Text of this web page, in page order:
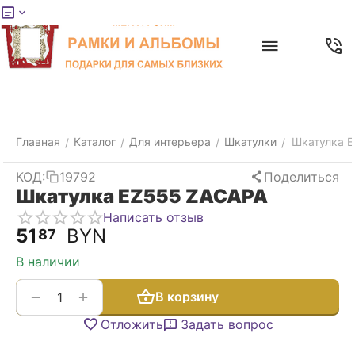
Главная / Каталог / Для интерьера / Шкатулки / Шкатулка
КОД: 19792 Поделиться
Шкатулка EZ555 ZACAPA
Написать отзыв
51 87 BYN
В наличии
+
−
В корзину
Отложить
Задать вопрос
Меню
товары